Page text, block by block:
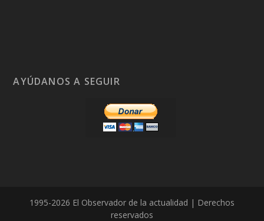
AYÚDANOS A SEGUIR
1995-2026 El Observador de la actualidad | Derechos
reservados